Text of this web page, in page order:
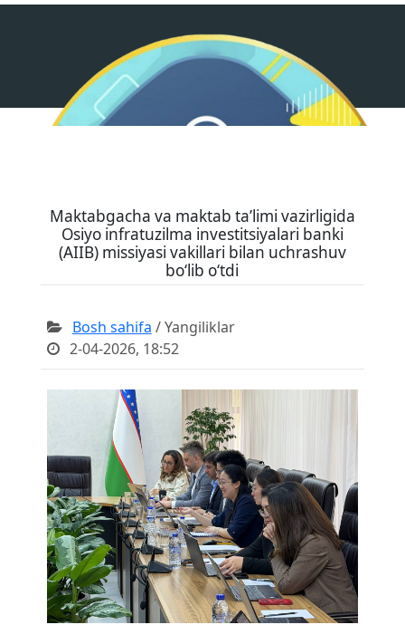
Toshkent shaxar Yunusobod tumani 72-
sonli umumta’lim maktabi
Maktabgacha va maktab ta’limi vazirligida
Osiyo infratuzilma investitsiyalari banki
(AIIB) missiyasi vakillari bilan uchrashuv
bo‘lib o‘tdi
Bosh sahifa / Yangiliklar
2-04-2026, 18:52